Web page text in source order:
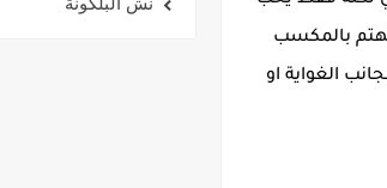
بالمكسب
الغواية او